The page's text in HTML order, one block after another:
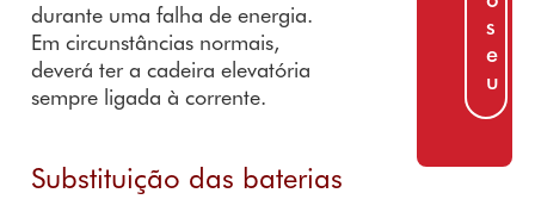
durante uma falha de energia.
Em circunstâncias normais,
deverá ter a cadeira elevatória
sempre ligada à corrente.
Substituição das baterias
s
e
u